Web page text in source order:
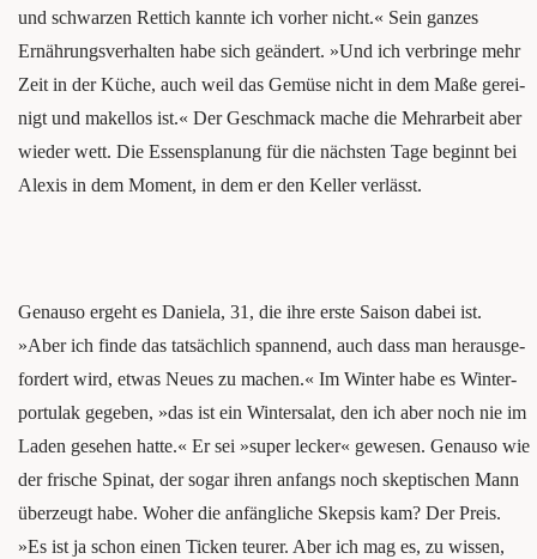
und schwar­zen Ret­tich kann­te ich vor­her nicht.« Sein gan­zes
Ernäh­rungs­ver­hal­ten habe sich geän­dert. »Und ich ver­brin­ge mehr
Zeit in der Küche, auch weil das Gemü­se nicht in dem Maße gerei­
nigt und makel­los ist.« Der Geschmack mache die Mehr­ar­beit aber
wie­der wett. Die Essens­pla­nung für die nächs­ten Tage beginnt bei
Alexis in dem Moment, in dem er den Kel­ler verlässt.
Genau­so ergeht es Danie­la, 31, die ihre ers­te Sai­son dabei ist.
»Aber ich fin­de das tat­säch­lich span­nend, auch dass man her­aus­ge­
for­dert wird, etwas Neu­es zu machen.« Im Win­ter habe es Win­ter­
por­tu­lak gege­ben, »das ist ein Win­ter­sa­lat, den ich aber noch nie im
Laden gese­hen hat­te.« Er sei »super lecker« gewe­sen. Genau­so wie
der fri­sche Spi­nat, der sogar ihren anfangs noch skep­ti­schen Mann
über­zeugt habe. Woher die anfäng­li­che Skep­sis kam? Der Preis.
»Es ist ja schon einen Ticken teu­rer. Aber ich mag es, zu wis­sen,